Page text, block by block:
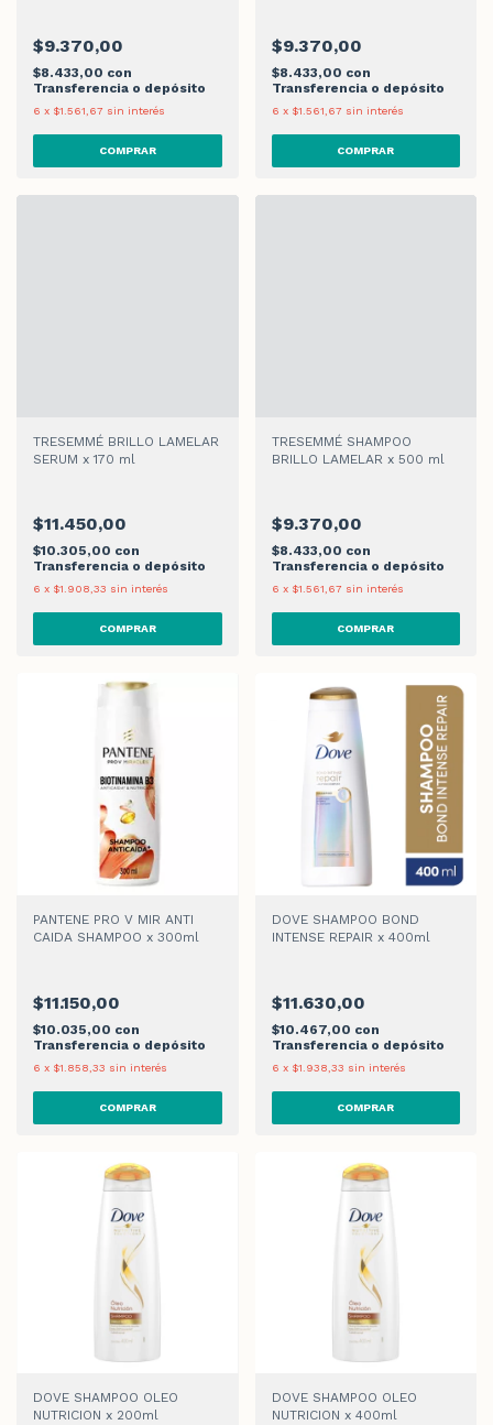
$9.370,00
$8.433,00 con
Transferencia o depósito
6 x $1.561,67 sin interés
$9.370,00
$8.433,00 con
Transferencia o depósito
6 x $1.561,67 sin interés
TRESEMMÉ BRILLO LAMELAR
SERUM x 170 ml
$11.450,00
$10.305,00 con
Transferencia o depósito
6 x $1.908,33 sin interés
TRESEMMÉ SHAMPOO
BRILLO LAMELAR x 500 ml
$9.370,00
$8.433,00 con
Transferencia o depósito
6 x $1.561,67 sin interés
PANTENE PRO V MIR ANTI
CAIDA SHAMPOO x 300ml
$11.150,00
$10.035,00 con
Transferencia o depósito
6 x $1.858,33 sin interés
DOVE SHAMPOO BOND
INTENSE REPAIR x 400ml
$11.630,00
$10.467,00 con
Transferencia o depósito
6 x $1.938,33 sin interés
DOVE SHAMPOO OLEO
NUTRICION x 200ml
DOVE SHAMPOO OLEO
NUTRICION x 400ml